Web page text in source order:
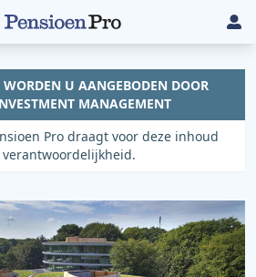
WORDEN U AANGEBODEN DOOR
MANAGEMENT
Pro draagt voor deze inhoud